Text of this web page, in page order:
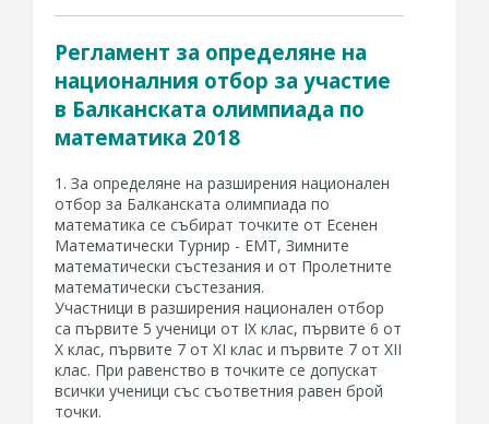
Регламент за определяне на
националния отбор за участие
в Балканската олимпиада по
математика 2018
1. За определяне на разширения национален
отбор за Балканската олимпиада по
математика се събират точките от Есенен
Математически Турнир - ЕМТ, Зимните
математически състезания и от Пролетните
математически състезания.
Участници в разширения национален отбор
са първите 5 ученици от IX клас, първите 6 от
X клас, първите 7 от XI клас и първите 7 от XII
клас. При равенство в точките се допускат
всички ученици със съответния равен брой
точки.